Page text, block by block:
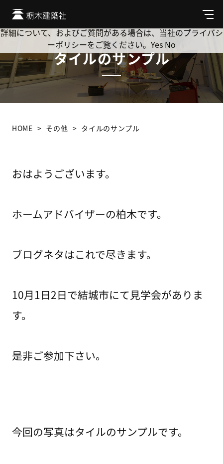
メ
ニ
ュ
タイルのサンプル
HOME その他 タイルのサンプル
おはようございます。
ホームアドバイザーの柏木です。
ブログネタはこれで尽きます。
10月1日2日で結城市にて見学会がありま
す。
是非ご参加下さい。
今回の写真はタイルのサンプルです。
Cookie を使用して、お客様の活動を追跡してもよろしいです
か? 当社ではお客様のプライバシーを極めて重視しています。
詳細について、およびご質問がある場合は、当社のプライバシ
ーポリシーをご覧ください。 Yes No